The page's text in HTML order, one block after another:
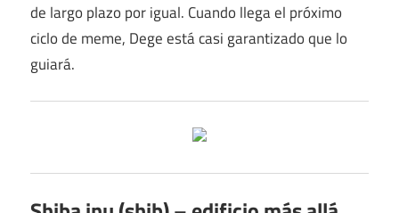
de largo plazo por igual. Cuando llega el próximo
ciclo de meme, Dege está casi garantizado que lo
guiará.